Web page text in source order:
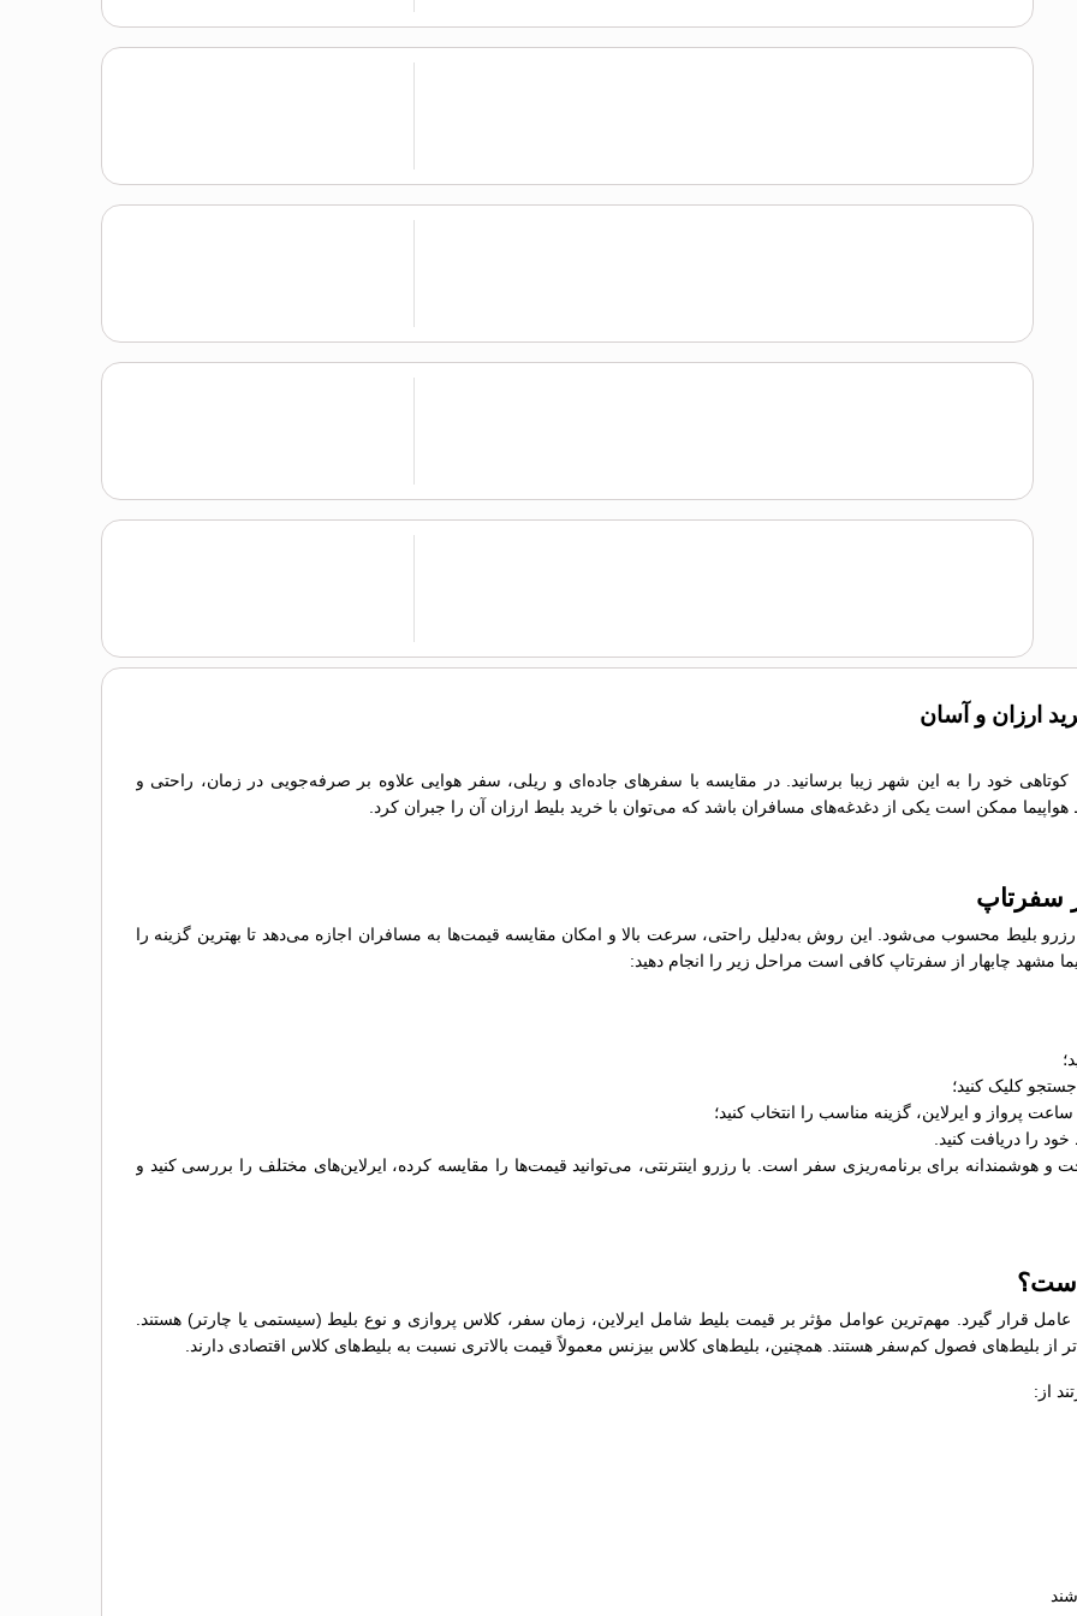
ارزان و آسان
کوتاهی خود را به این شهر زیبا برسانید. در مقایسه با سفرهای جاده‌ای و ریلی، سفر هوایی علاوه بر صرفه‌جویی در زمان، راحتی و
هواپیما ممکن است یکی از دغدغه‌های مسافران باشد که می‌توان با خرید بلیط ارزان آن را جبران کرد.
سفرتاپ
بلیط محسوب می‌شود. این روش به‌دلیل راحتی، سرعت بالا و امکان مقایسه قیمت‌ها به مسافران اجازه می‌دهد تا بهترین گزینه را
مشهد چابهار از سفرتاپ کافی است مراحل زیر را انجام دهید:
کلیک کنید؛
پرواز و ایرلاین، گزینه مناسب را انتخاب کنید؛
را دریافت کنید.
و هوشمندانه برای برنامه‌ریزی سفر است. با رزرو اینترنتی، می‌توانید قیمت‌ها را مقایسه کرده، ایرلاین‌های مختلف را بررسی کنید و
است؟
عامل قرار گیرد. مهم‌ترین عوامل مؤثر بر قیمت بلیط شامل ایرلاین، زمان سفر، کلاس پروازی و نوع بلیط (سیستمی یا چارتر) هستند.
از بلیط‌های فصول کم‌سفر هستند. همچنین، بلیط‌های کلاس بیزنس معمولاً قیمت بالاتری نسبت به بلیط‌های کلاس اقتصادی دارند.
از: